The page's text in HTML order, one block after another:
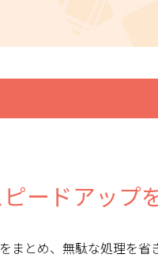
ードアップ
まとめ、無駄な処理を省